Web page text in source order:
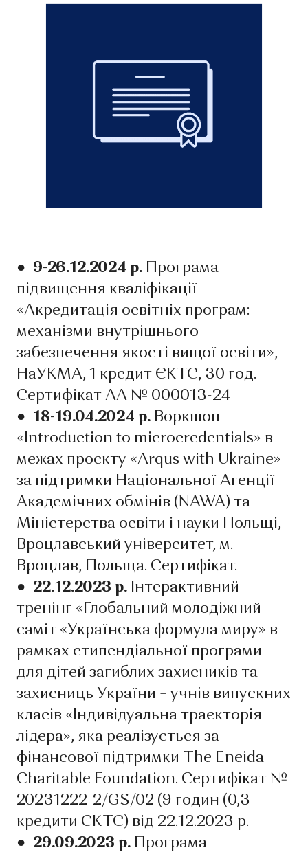
● 9-26.12.2024 р.
Програма
підвищення кваліфікації
«Акредитація освітніх програм:
механізми внутрішнього
забезпечення якості вищої освіти»,
НаУКМА, 1 кредит ЄКТС, 30 год.
Сертифікат АA № 000013-24
● 18-19.04.2024 р. Воркшоп
«Introduction to microcredentials» в
межах проєкту «Arqus with Ukraine»
за підтримки Національної Агенції
Академічних обмінів (NAWA) та
Міністерства освіти і науки Польщі,
Вроцлавський університет, м.
Вроцлав, Польща. Сертифікат.
● 22.12.2023 р. Інтерактивний
тренінг «Глобальний молодіжний
саміт «Українська формула миру» в
рамках стипендіальної програми
для дітей загиблих захисників та
захисниць України – учнів випускних
класів «Індивідуальна траєкторія
лідера», яка реалізується за
фінансової підтримки The Eneida
Charitable Foundation. Сертифікат №
20231222-2/GS/02 (9 годин (0,3
кредити ЄКТС) від 22.12.2023 р.
● 29.09.2023 р.
Програма